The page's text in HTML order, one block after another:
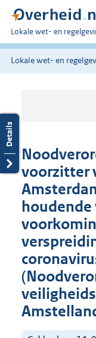
U
bent
hier:
Lokale wet- en
Lokale wet- en
voorzitter